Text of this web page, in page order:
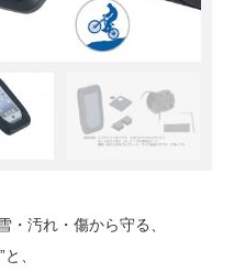
・汚れ・傷から守る、
、